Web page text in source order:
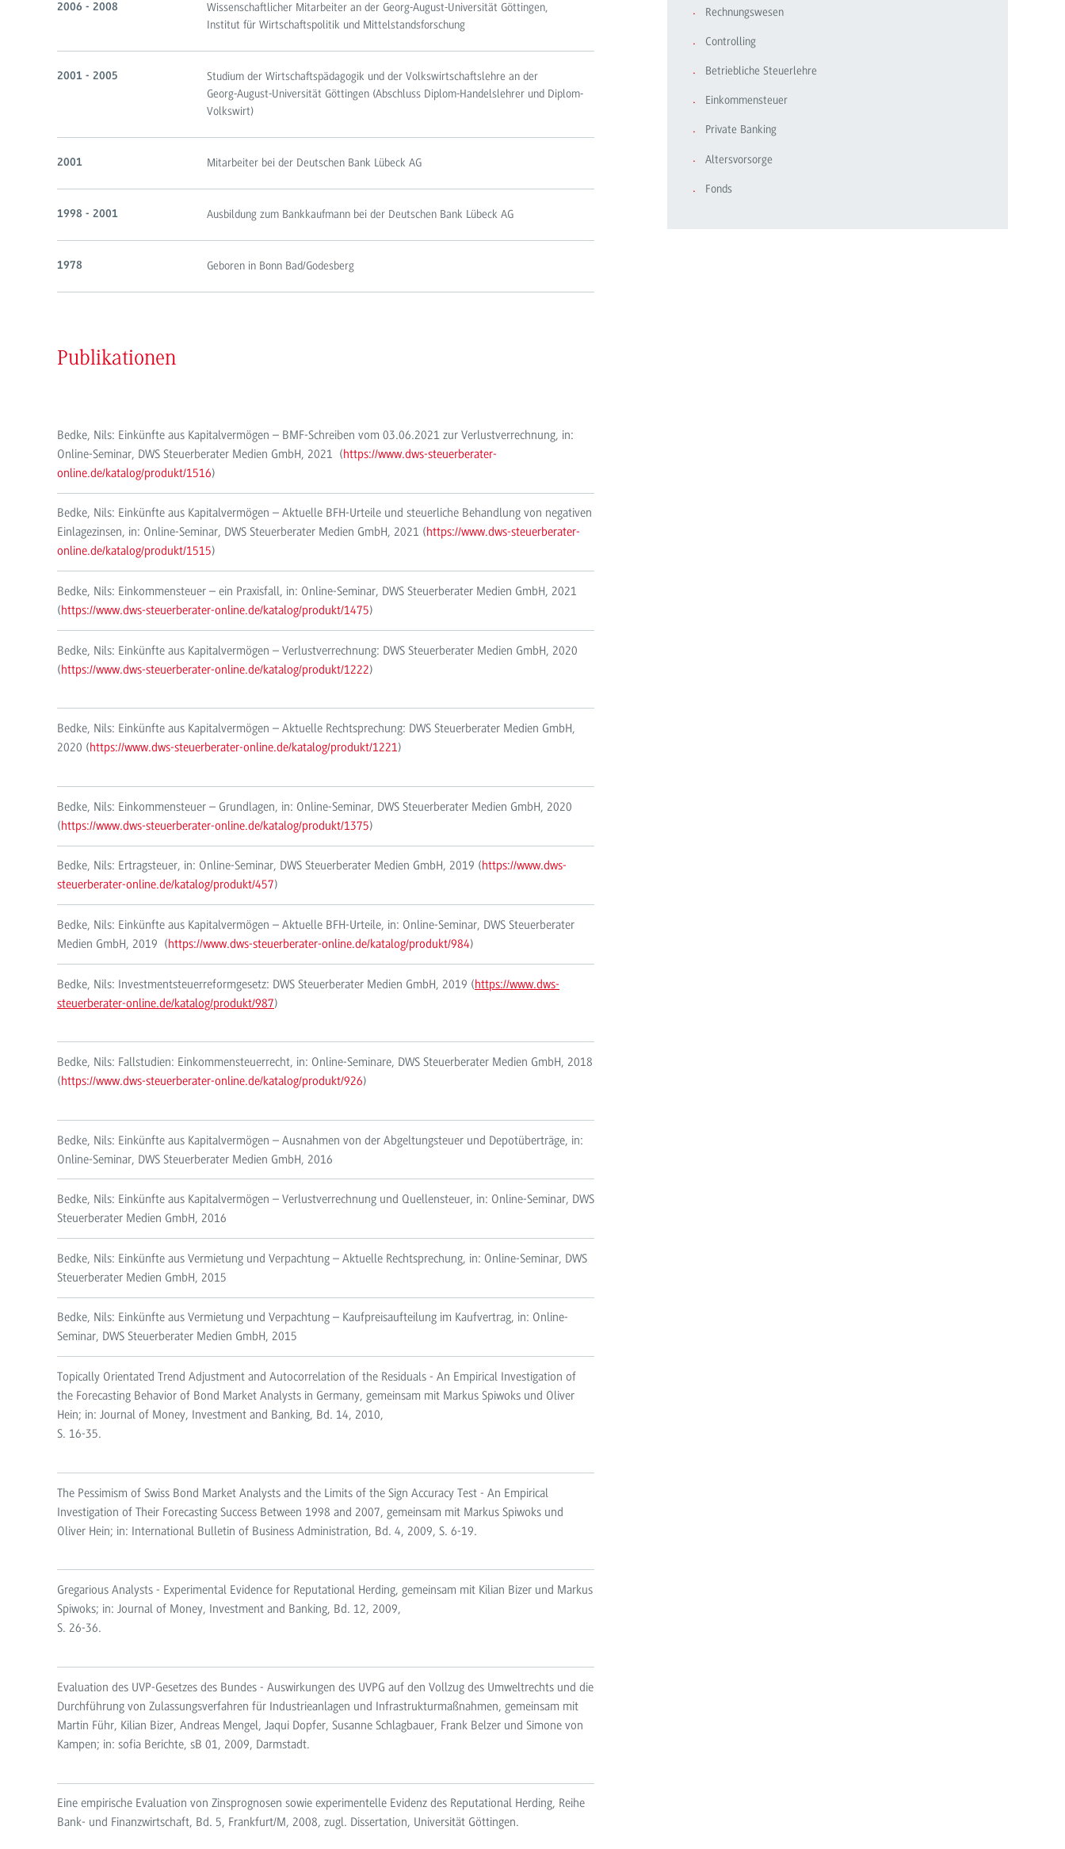
Rechnungswesen
Controlling
Betriebliche Steuerlehre
Einkommensteuer
Private Banking
Altersvorsorge
Fonds
2006 - 2008
Wissenschaftlicher Mitarbeiter an der Georg-August-Universität Göttingen,
Institut für Wirtschaftspolitik und Mittelstandsforschung
2001 - 2005
Studium der Wirtschaftspädagogik und der Volkswirtschaftslehre an der
Georg-August-Universität Göttingen (Abschluss Diplom-Handelslehrer und Diplom-
Volkswirt)
2001 Mitarbeiter bei der Deutschen Bank Lübeck AG
1998 - 2001 Ausbildung zum Bankkaufmann bei der Deutschen Bank Lübeck AG
1978 Geboren in Bonn Bad/Godesberg
Publikationen
Bedke, Nils: Einkünfte aus Kapitalvermögen – BMF-Schreiben vom 03.06.2021 zur Verlustverrechnung, in:
Online-Seminar, DWS Steuerberater Medien GmbH, 2021 (https://www.dws-steuerberater-
online.de/katalog/produkt/1516)
Bedke, Nils: Einkünfte aus Kapitalvermögen – Aktuelle BFH-Urteile und steuerliche Behandlung von negativen
Einlagezinsen, in: Online-Seminar, DWS Steuerberater Medien GmbH, 2021 (https://www.dws-steuerberater-
online.de/katalog/produkt/1515)
Bedke, Nils: Einkommensteuer – ein Praxisfall, in: Online-Seminar, DWS Steuerberater Medien GmbH, 2021
(https://www.dws-steuerberater-online.de/katalog/produkt/1475)
Bedke, Nils: Einkünfte aus Kapitalvermögen – Verlustverrechnung: DWS Steuerberater Medien GmbH, 2020
(https://www.dws-steuerberater-online.de/katalog/produkt/1222)
Bedke, Nils: Einkünfte aus Kapitalvermögen – Aktuelle Rechtsprechung: DWS Steuerberater Medien GmbH,
2020 (https://www.dws-steuerberater-online.de/katalog/produkt/1221)
Bedke, Nils: Einkommensteuer – Grundlagen, in: Online-Seminar, DWS Steuerberater Medien GmbH, 2020
(https://www.dws-steuerberater-online.de/katalog/produkt/1375)
Bedke, Nils: Ertragsteuer, in: Online-Seminar, DWS Steuerberater Medien GmbH, 2019 (https://www.dws-
steuerberater-online.de/katalog/produkt/457)
Bedke, Nils: Einkünfte aus Kapitalvermögen – Aktuelle BFH-Urteile, in: Online-Seminar, DWS Steuerberater
Medien GmbH, 2019 (https://www.dws-steuerberater-online.de/katalog/produkt/984)
Bedke, Nils: Investmentsteuerreformgesetz: DWS Steuerberater Medien GmbH, 2019 (https://www.dws-
steuerberater-online.de/katalog/produkt/987)
Bedke, Nils: Fallstudien: Einkommensteuerrecht, in: Online-Seminare, DWS Steuerberater Medien GmbH, 2018
(https://www.dws-steuerberater-online.de/katalog/produkt/926)
Bedke, Nils: Einkünfte aus Kapitalvermögen – Ausnahmen von der Abgeltungsteuer und Depotüberträge, in:
Online-Seminar, DWS Steuerberater Medien GmbH, 2016
Bedke, Nils: Einkünfte aus Kapitalvermögen – Verlustverrechnung und Quellensteuer, in: Online-Seminar, DWS
Steuerberater Medien GmbH, 2016
Bedke, Nils: Einkünfte aus Vermietung und Verpachtung – Aktuelle Rechtsprechung, in: Online-Seminar, DWS
Steuerberater Medien GmbH, 2015
Bedke, Nils: Einkünfte aus Vermietung und Verpachtung – Kaufpreisaufteilung im Kaufvertrag, in: Online-
Seminar, DWS Steuerberater Medien GmbH, 2015
Topically Orientated Trend Adjustment and Autocorrelation of the Residuals - An Empirical Investigation of
the Forecasting Behavior of Bond Market Analysts in Germany, gemeinsam mit Markus Spiwoks und Oliver
Hein; in: Journal of Money, Investment and Banking, Bd. 14, 2010,
S. 16-35.
The Pessimism of Swiss Bond Market Analysts and the Limits of the Sign Accuracy Test - An Empirical
Investigation of Their Forecasting Success Between 1998 and 2007, gemeinsam mit Markus Spiwoks und
Oliver Hein; in: International Bulletin of Business Administration, Bd. 4, 2009, S. 6-19.
Gregarious Analysts - Experimental Evidence for Reputational Herding, gemeinsam mit Kilian Bizer und Markus
Spiwoks; in: Journal of Money, Investment and Banking, Bd. 12, 2009,
S. 26-36.
Evaluation des UVP-Gesetzes des Bundes - Auswirkungen des UVPG auf den Vollzug des Umweltrechts und die
Durchführung von Zulassungsverfahren für Industrieanlagen und Infrastrukturmaßnahmen, gemeinsam mit
Martin Führ, Kilian Bizer, Andreas Mengel, Jaqui Dopfer, Susanne Schlagbauer, Frank Belzer und Simone von
Kampen; in: sofia Berichte, sB 01, 2009, Darmstadt.
Eine empirische Evaluation von Zinsprognosen sowie experimentelle Evidenz des Reputational Herding, Reihe
Bank- und Finanzwirtschaft, Bd. 5, Frankfurt/M, 2008, zugl. Dissertation, Universität Göttingen.